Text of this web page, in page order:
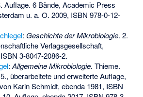
Auflage. 6 Bände, Academic Press
u. a. O. 2009, ISBN 978-0-12-
: Geschichte der Mikrobiologie. 2.
Verlagsgesellschaft,
ISBN 3-8047-2086-2.
:Allgemeine Mikrobiologie. Thieme.
überarbeitete und erweiterte Auflage,
Karin Schmidt, ebenda 1981, ISBN